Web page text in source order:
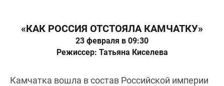
«КАК РОССИЯ ОТСТОЯЛА КАМЧАТКУ»
23 февраля в 09:30
Режиссер: Татьяна Киселева
Камчатка вошла в состав Российской империи